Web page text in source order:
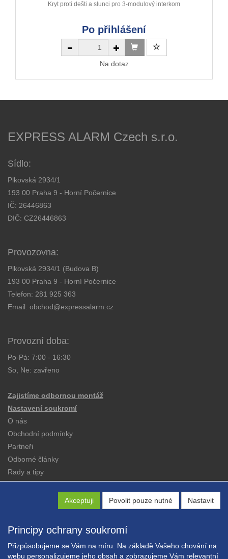
Akceptuji Povolit pouze nutné Nastavit
Principy ochrany soukromí
Přizpůsobujeme se Vám na míru. Na základě Vašeho chování na
webu personalizujeme jeho obsah a zobrazujeme Vám relevantní
Kryt proti dešti a slunci pro 3-modulový interkom
Po přihlášení
Na dotaz
EXPRESS ALARM Czech s.r.o.
Sídlo:
Plkovská 2934/1
193 00 Praha 9 - Horní Počernice
IČ: 26446863
DIČ: CZ26446863
Provozovna:
Plkovská 2934/1 (Budova B)
193 00 Praha 9 - Horní Počernice
Telefon: 281 925 363
Email: obchod@expressalarm.cz
Provozní doba:
Po-Pá: 7:00 - 16:30
So, Ne: zavřeno
Zajistíme odbornou montáž
Nastavení soukromí
O nás
Obchodní podmínky
Partneři
Odborné články
Rady a tipy